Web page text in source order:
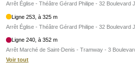
Arrêt Église - Théâtre Gérard Philipe - 32 Boulevard
Ligne 253, à 325 m
Arrêt Église - Théâtre Gérard Philipe - 32 Boulevard
Ligne 240, à 352 m
Arrêt Marché de Saint-Denis - Tramway - 3
Voir tout